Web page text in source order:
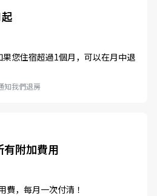
您住宿超過1個月，可以在月中退
知我們退房
有附加費用
費，每月一次付清！